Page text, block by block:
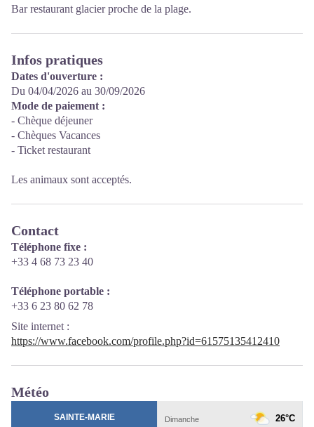
Bar restaurant glacier proche de la plage.
Infos pratiques
Dates d'ouverture :
Du 04/04/2026 au 30/09/2026
Mode de paiement :
- Chèque déjeuner
- Chèques Vacances
- Ticket restaurant
Les animaux sont acceptés.
Contact
Téléphone fixe :
+33 4 68 73 23 40
Téléphone portable :
+33 6 23 80 62 78
Site internet :
https://www.facebook.com/profile.php?id=61575135412410
Météo